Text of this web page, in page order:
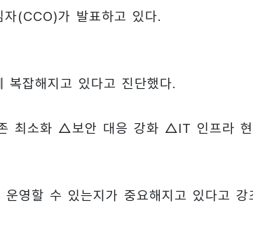
(CCO)가 발표하고 있다.
잡해지고 있다고 진단했다.
최소화 △보안 대응 강화 △IT 인프라
영할 수 있는지가 중요해지고 있다고 강